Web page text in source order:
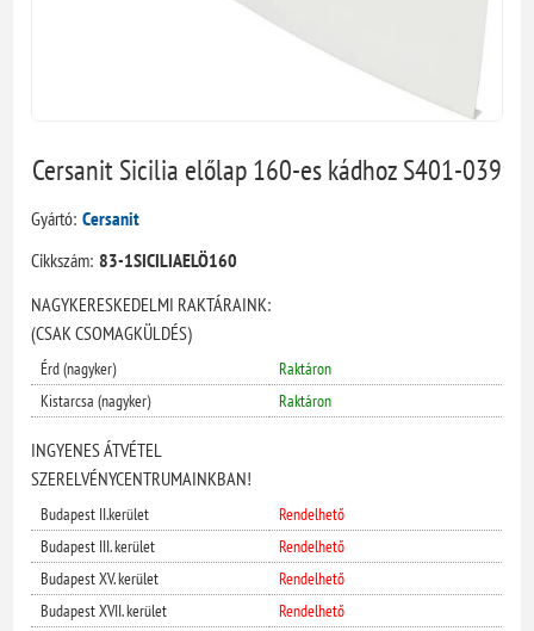
Cersanit Sicilia előlap 160-es kádhoz S401-039
Gyártó: Cersanit
Cikkszám: 83-1SICILIAELÖ160
NAGYKERESKEDELMI RAKTÁRAINK:
(CSAK CSOMAGKÜLDÉS)
Érd (nagyker)
Raktáron
Kistarcsa (nagyker)
Raktáron
INGYENES ÁTVÉTEL
SZERELVÉNYCENTRUMAINKBAN!
Budapest II.kerület
Rendelhető
Budapest III. kerület
Rendelhető
Budapest XV. kerület
Rendelhető
Budapest XVII. kerület
Rendelhető